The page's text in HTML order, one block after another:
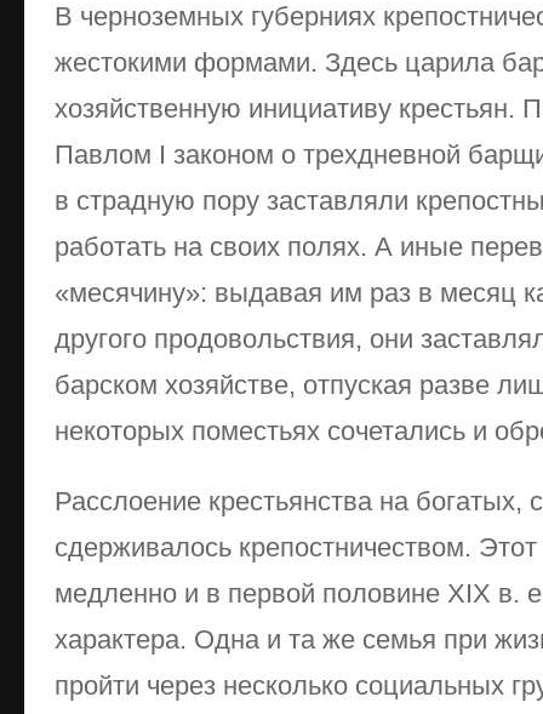
В черноземных губерниях
жестокими формами. Здесь царила
хозяйственную инициативу крестьян.
Павлом I законом о трехдневной
в страдную пору заставляли
работать на своих полях. А иные
«месячину»: выдавая им раз в месяц
другого продовольствия, они
барском хозяйстве, отпуская разве
некоторых поместьях сочетались и
Расслоение крестьянства на богатых,
сдерживалось крепостничеством.
медленно и в первой половине XIX в.
характера. Одна и та же семья при
пройти через несколько социальных